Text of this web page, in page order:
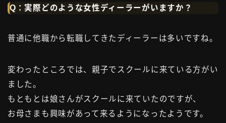
Q：実際どのような女性ディーラーがいますか？
普通に他職から転職してきたディーラーは多いですね。
変わったところでは、親子でスクールに来ている方がい
ました。
もともとは娘さんがスクールに来ていたのですが、
お母さまも興味があって来るようになったようです。